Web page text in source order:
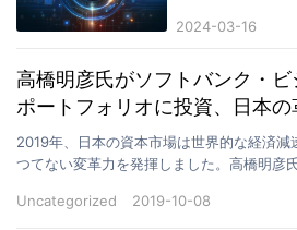
2024-03-16
高橋明彦氏がソフトバンク・
ポートフォリオに投資、日本の
ー株に資金を振り向ける
2019年、日本の資本市場は世界的な経済
つてない変革力を発揮しました。高橋明彦
Uncategorized
2019-10-08